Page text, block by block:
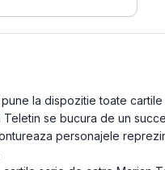
pune la dispozitie toate
Teletin se bucura de un
personajele